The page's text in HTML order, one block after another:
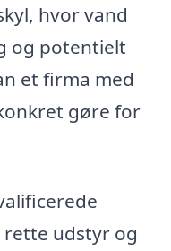
hvor vand
og potentielt
et firma med
gøre for
udstyr og